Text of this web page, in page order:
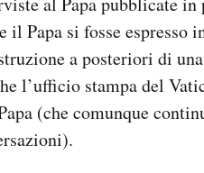
il Papa si fosse espresso
a posteriori di
l’ufficio stampa del
(che comunque